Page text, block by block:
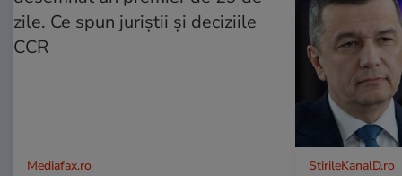
Mediafax.ro StirileKanalD.ro